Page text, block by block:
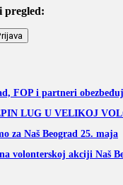
pregled:
FOP i partneri
LUG U VELIKOJ
za Naš Beograd 25. maja
volonterskoj akciji Naš